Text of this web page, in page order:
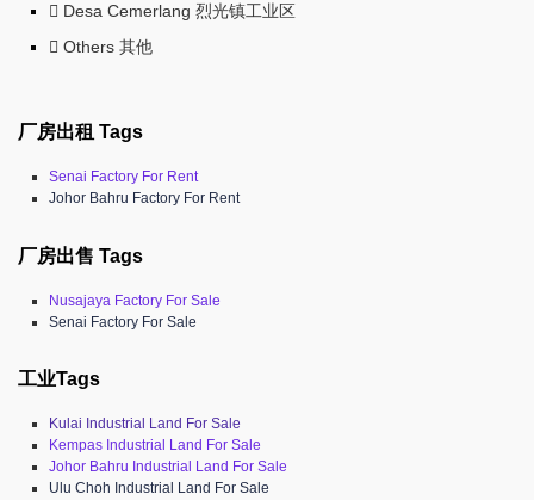
Desa Cemerlang 烈光镇工业区
Others 其他
厂房出租 Tags
Senai Factory For Rent
Johor Bahru Factory For Rent
厂房出售 Tags
Nusajaya Factory For Sale
Senai Factory For Sale
工业Tags
Kulai Industrial Land For Sale
Kempas Industrial Land For Sale
Johor Bahru Industrial Land For Sale
Ulu Choh Industrial Land For Sale